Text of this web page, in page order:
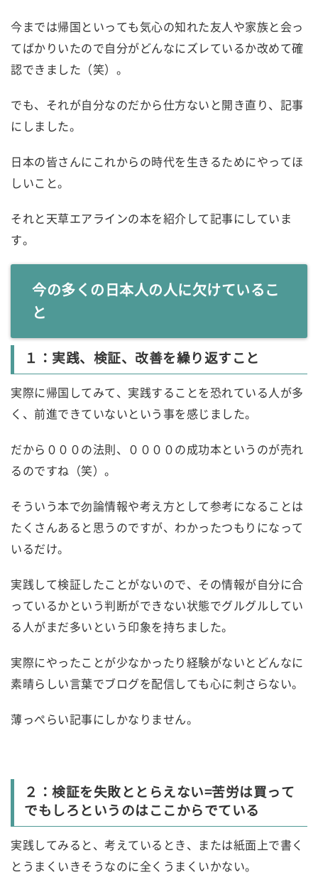
今までは帰国といっても気心の知れた友人や家族と会っ
てばかりいたので自分がどんなにズレているか改めて確
認できました（笑）。
でも、それが自分なのだから仕方ないと開き直り、記事
にしました。
日本の皆さんにこれからの時代を生きるためにやってほ
しいこと。
それと天草エアラインの本を紹介して記事にしていま
す。
今の多くの日本人の人に欠けているこ
と
１：実践、検証、改善を繰り返すこと
実際に帰国してみて、実践することを恐れている人が多
く、前進できていないという事を感じました。
だから０００の法則、００００の成功本というのが売れ
るのですね（笑）。
そういう本で勿論情報や考え方として参考になることは
たくさんあると思うのですが、わかったつもりになって
いるだけ。
実践して検証したことがないので、その情報が自分に合
っているかという判断ができない状態でグルグルしてい
る人がまだ多いという印象を持ちました。
実際にやったことが少なかったり経験がないとどんなに
素晴らしい言葉でブログを配信しても心に刺さらない。
薄っぺらい記事にしかなりません。
２：検証を失敗ととらえない=苦労は買って
でもしろというのはここからでている
実践してみると、考えているとき、または紙面上で書く
とうまくいきそうなのに全くうまくいかない。